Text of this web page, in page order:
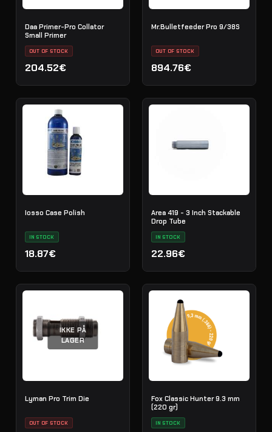
Daa Primer-Pro Collator
Small Primer
OUT OF STOCK
204.52€
Mr.Bulletfeeder Pro 9/38S
OUT OF STOCK
894.76€
Iosso Case Polish
IN STOCK
18.87€
Area 419 - 3 Inch Stackable
Drop Tube
IN STOCK
22.96€
IKKE PÅ
LAGER
Lyman Pro Trim Die
OUT OF STOCK
Fox Classic Hunter 9.3 mm
(220 gr)
IN STOCK